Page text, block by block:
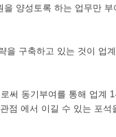
양성토록 하는 업무만 부
을 구축하고 있는 것이 업
써 동기부여를 통해 업계
점 에서 이길 수 있는 포석